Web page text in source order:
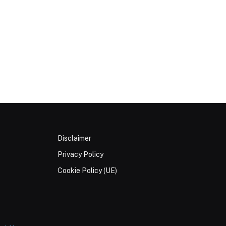
Disclaimer
Privacy Policy
Cookie Policy (UE)